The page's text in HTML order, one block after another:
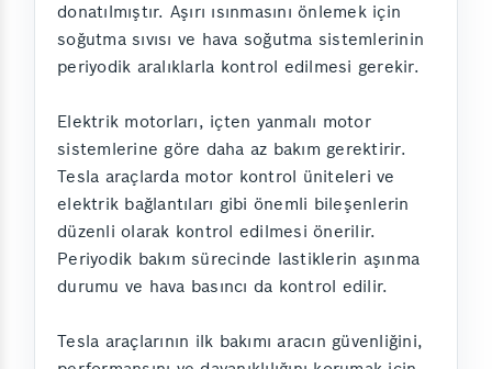
donatılmıştır. Aşırı ısınmasını önlemek için
soğutma sıvısı ve hava soğutma sistemlerinin
periyodik aralıklarla kontrol edilmesi gerekir.
Elektrik motorları, içten yanmalı motor
sistemlerine göre daha az bakım gerektirir.
Tesla araçlarda motor kontrol üniteleri ve
elektrik bağlantıları gibi önemli bileşenlerin
düzenli olarak kontrol edilmesi önerilir.
Periyodik bakım sürecinde lastiklerin aşınma
durumu ve hava basıncı da kontrol edilir.
Tesla araçlarının ilk bakımı aracın güvenliğini,